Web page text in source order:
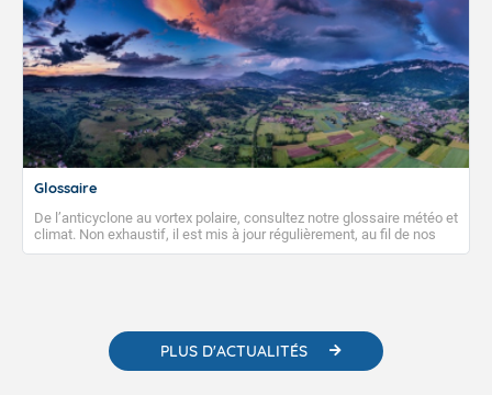
Glossaire
De l’anticyclone au vortex polaire, consultez notre glossaire météo et
climat. Non exhaustif, il est mis à jour régulièrement, au fil de nos
publications. Vous y trouverez également des liens utiles vers nos
PLUS D'ACTUALITÉS